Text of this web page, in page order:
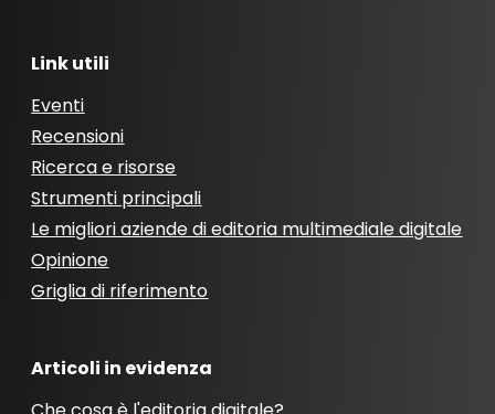
Link utili
Eventi
Recensioni
Ricerca e risorse
Strumenti principali
Le migliori aziende di editoria multimediale digitale
Opinione
Griglia di riferimento
Articoli in evidenza